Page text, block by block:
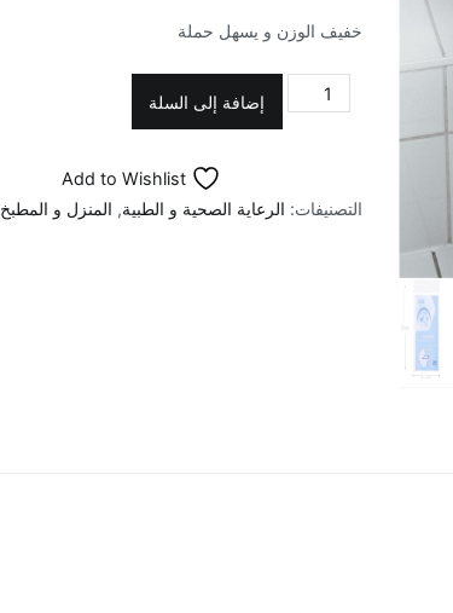
خفيف الوزن و يسهل حملة
كمية
غطاء
مكون
إضافة إلى السلة
Add to Wishlist
التصنيفات: الرعاية الصحية و الطبية, المنزل و المطبخ